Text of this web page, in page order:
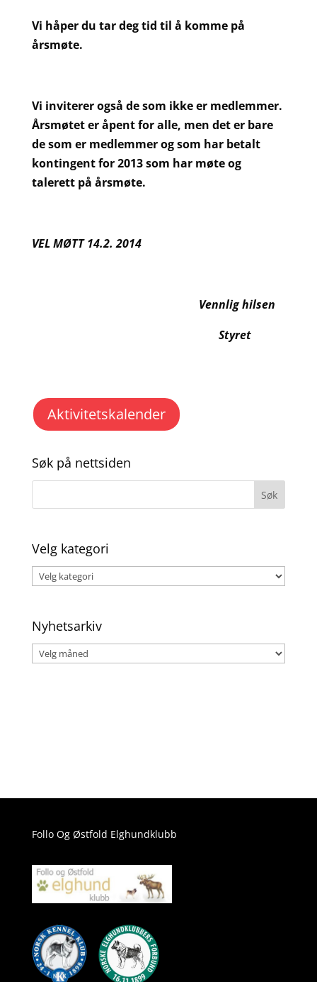
Vi håper du tar deg tid til å komme på
årsmøte.
Vi inviterer også de som ikke er medlemmer.
Årsmøtet er åpent for alle, men det er bare
de som er medlemmer og som har betalt
kontingent for 2013 som har møte og
talerett på årsmøte.
VEL MØTT 14.2. 2014
Vennlig hilsen
Styret
Aktivitetskalender
Søk på nettsiden
Velg kategori
Velg
Nyhetsarkiv
Nyhetsarkiv
Follo Og Østfold Elghundklubb